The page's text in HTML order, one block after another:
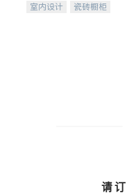
室内设计
瓷砖橱柜
请